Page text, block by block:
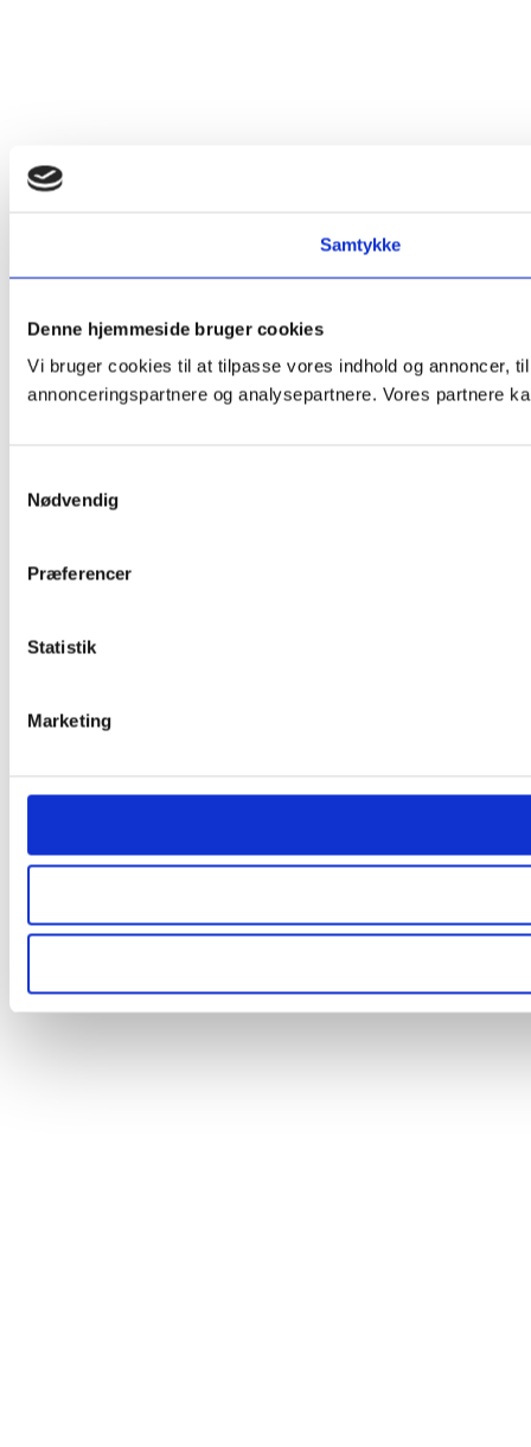
Samtykke
Denne hjemmeside bruger cookies
Vi bruger cookies til at tilpasse vores indhold og annoncer,
annonceringspartnere og analysepartnere. Vores partnere
Nødvendig
Præferencer
Statistik
Marketing